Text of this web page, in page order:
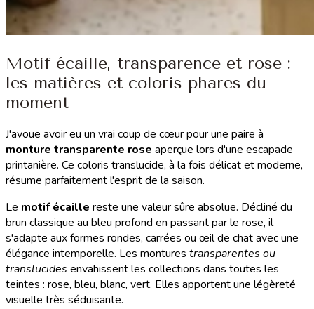
Motif écaille, transparence et rose :
les matières et coloris phares du
moment
J'avoue avoir eu un vrai coup de cœur pour une paire à
monture transparente rose aperçue lors d'une escapade
printanière. Ce coloris translucide, à la fois délicat et moderne,
résume parfaitement l'esprit de la saison.
Le motif écaille reste une valeur sûre absolue. Décliné du
brun classique au bleu profond en passant par le rose, il
s'adapte aux formes rondes, carrées ou œil de chat avec une
élégance intemporelle. Les montures transparentes ou
translucides envahissent les collections dans toutes les
teintes : rose, bleu, blanc, vert. Elles apportent une légèreté
visuelle très séduisante.